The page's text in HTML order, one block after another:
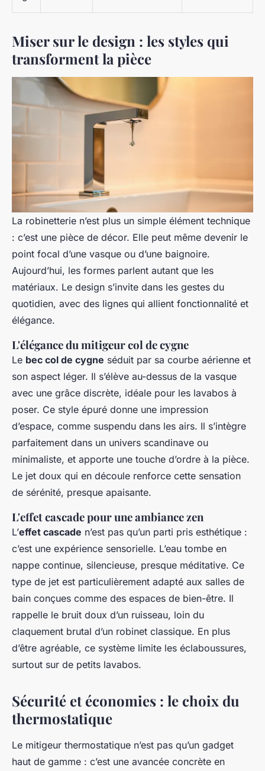
Miser sur le design : les styles qui
transforment la pièce
La robinetterie n’est plus un simple élément technique
: c’est une pièce de décor. Elle peut même devenir le
point focal d’une vasque ou d’une baignoire.
Aujourd’hui, les formes parlent autant que les
matériaux. Le design s’invite dans les gestes du
quotidien, avec des lignes qui allient fonctionnalité et
élégance.
L'élégance du mitigeur col de cygne
Le bec col de cygne séduit par sa courbe aérienne et
son aspect léger. Il s’élève au-dessus de la vasque
avec une grâce discrète, idéale pour les lavabos à
poser. Ce style épuré donne une impression
d’espace, comme suspendu dans les airs. Il s’intègre
parfaitement dans un univers scandinave ou
minimaliste, et apporte une touche d’ordre à la pièce.
Le jet doux qui en découle renforce cette sensation
de sérénité, presque apaisante.
L'effet cascade pour une ambiance zen
L’effet cascade n’est pas qu’un parti pris esthétique :
c’est une expérience sensorielle. L’eau tombe en
nappe continue, silencieuse, presque méditative. Ce
type de jet est particulièrement adapté aux salles de
bain conçues comme des espaces de bien-être. Il
rappelle le bruit doux d’un ruisseau, loin du
claquement brutal d’un robinet classique. En plus
d’être agréable, ce système limite les éclaboussures,
surtout sur de petits lavabos.
Sécurité et économies : le choix du
thermostatique
Le mitigeur thermostatique n’est pas qu’un gadget
haut de gamme : c’est une avancée concrète en